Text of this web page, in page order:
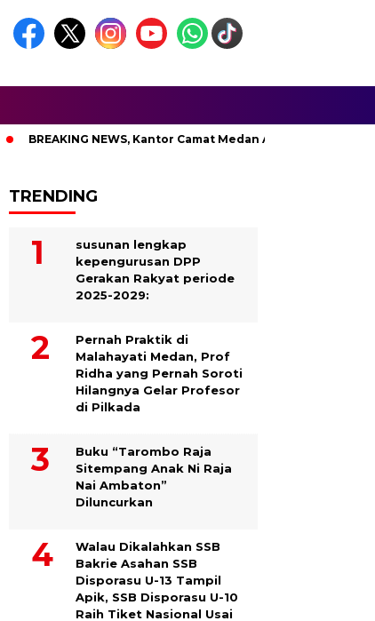
BREAKING NEWS, Kantor Camat Medan Area Dilahap Sijago
TRENDING
susunan lengkap
kepengurusan DPP
Gerakan Rakyat periode
2025-2029:
Pernah Praktik di
Malahayati Medan, Prof
Ridha yang Pernah Soroti
Hilangnya Gelar Profesor
di Pilkada
Buku “Tarombo Raja
Sitempang Anak Ni Raja
Nai Ambaton”
Diluncurkan
Walau Dikalahkan SSB
Bakrie Asahan SSB
Disporasu U-13 Tampil
Apik, SSB Disporasu U-10
Raih Tiket Nasional Usai